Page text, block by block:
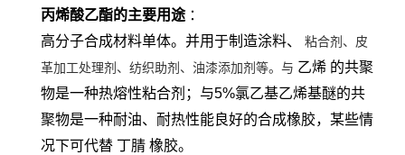
丙烯酸乙酯的主要用途 ：
高分子合成材料单体。并用于制造涂料、
粘合剂、皮
革加工处理剂、纺织助剂、油漆添加剂等。与 乙烯 的共聚
物是一种热熔性粘合剂；与5%氯乙基乙烯基醚的共
聚物是一种耐油、耐热性能良好的合成橡胶，某些情
况下可代替 丁腈 橡胶。